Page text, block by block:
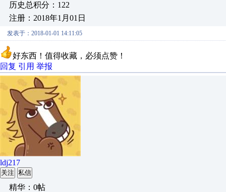
历史总积分：122
注册：2018年1月01日
发表于：2018-01-01 14:11:05
好东西！值得收藏，必须点赞！
回复 引用 举报
ldj217
关注 私信
精华：0帖